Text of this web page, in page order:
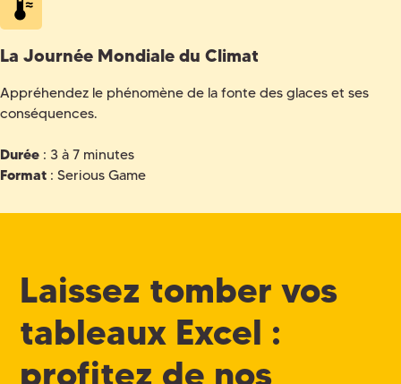
La Journée Mondiale du Climat
Appréhendez le phénomène de la fonte des glaces et ses
conséquences.
Durée : 3 à 7 minutes
Format : Serious Game
Laissez tomber vos
tableaux Excel :
profitez de nos